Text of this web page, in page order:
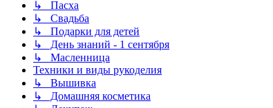
↳ Пасха
↳ Свадьба
↳ Подарки для детей
↳ День знаний - 1 сентября
↳ Масленница
Техники и виды рукоделия
↳ Вышивка
↳ Домашняя косметика